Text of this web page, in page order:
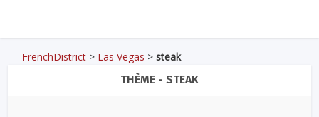
FrenchDistrict > Las Vegas >steak
THÈME - STEAK